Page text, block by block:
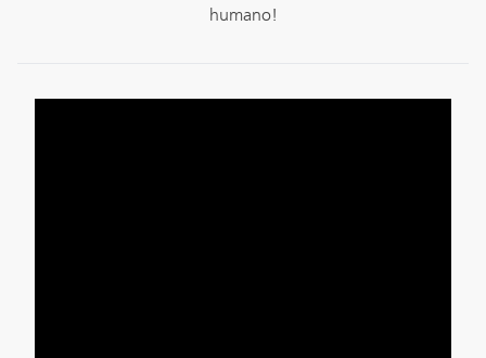
humano!